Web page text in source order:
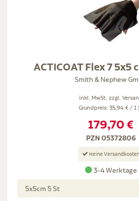
ACTICOAT Flex 7 5x5
Smith & Nephew
inkl. MwSt. zzgl.
Grundpreis: 35,94 € / 1
179,70 €
PZN 05372806
Keine
3-4 Werktage
5x5cm 5 St